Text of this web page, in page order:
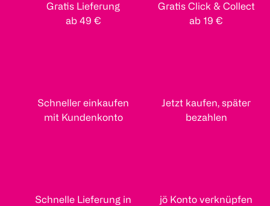
Gratis Lieferung
ab 49 €
Gratis Click & Collect
ab 19 €
Schneller einkaufen
mit Kundenkonto
Jetzt kaufen, später
bezahlen
Schnelle Lieferung in
jö Konto verknüpfen